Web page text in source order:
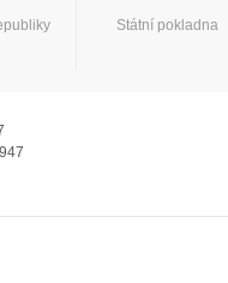
Státní pokladna